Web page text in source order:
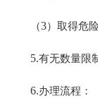
（3）取得危
5.有无数量限
6.办理流程：